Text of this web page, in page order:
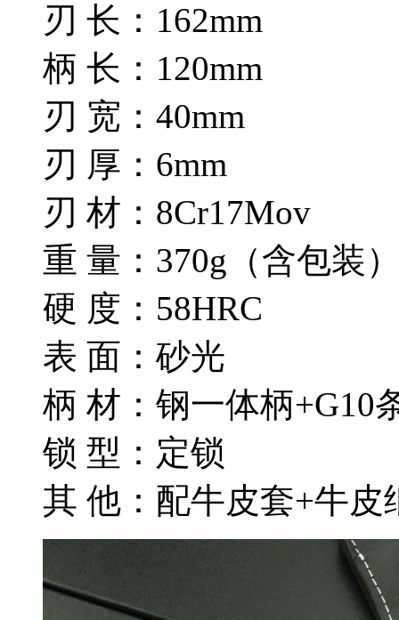
刃 长：162mm
柄 长：120mm
刃 宽：40mm
刃 厚：6mm
刃 材：8Cr17Mov
重 量：370g（含包装
硬 度：58HRC
表 面：砂光
柄 材：钢一体柄+G10
锁 型：定锁
其 他：配牛皮套+牛皮